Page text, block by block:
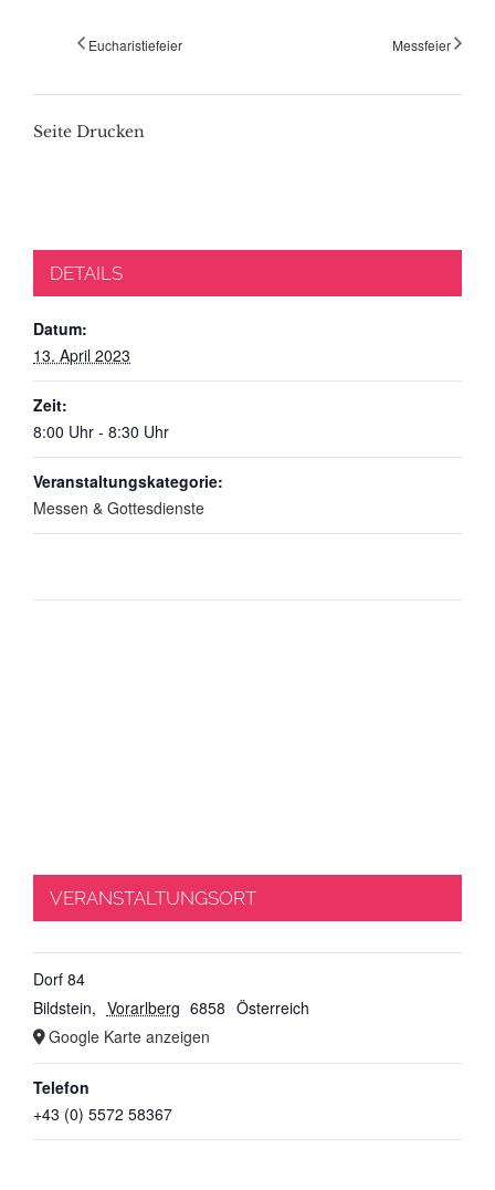
Eucharistiefeier Messfeier
Seite Drucken
DETAILS
Datum:
13. April 2023
Zeit:
8:00 Uhr - 8:30 Uhr
Veranstaltungskategorie:
Messen & Gottesdienste
VERANSTALTUNGSORT
Dorf 84
Bildstein, Vorarlberg 6858 Österreich
Google Karte anzeigen
Telefon
+43 (0) 5572 58367